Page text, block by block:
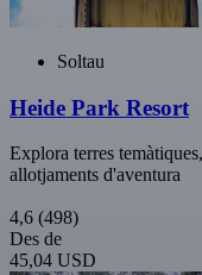
Soltau
Heide Park Resort
Explora terres
allotjaments d'aventura
4,6 (498)
Des de
45,04 USD